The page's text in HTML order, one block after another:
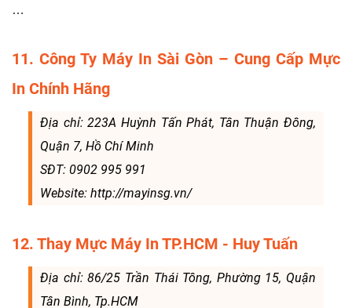
…
11. Công Ty Máy In Sài Gòn – Cung Cấp Mực
In Chính Hãng
Địa chỉ: 223A Huỳnh Tấn Phát, Tân Thuận Đông,
Quận 7, Hồ Chí Minh
SĐT: 0902 995 991
Website: http://mayinsg.vn/
12. Thay Mực Máy In TP.HCM - Huy Tuấn
Địa chỉ: 86/25 Trần Thái Tông, Phường 15, Quận
Tân Bình, Tp.HCM